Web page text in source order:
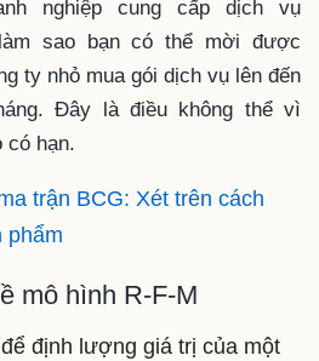
nghiệp cung cấp dịch vụ
sao bạn có thể mời được
ty nhỏ mua gói dịch vụ lên đến
Đây là điều không thể vì
có hạn.
trận BCG: Xét trên cách
phẩm
mô hình R-F-M
định lượng giá trị của một